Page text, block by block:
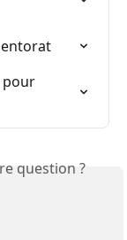
pour
question ?